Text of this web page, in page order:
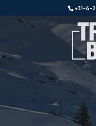
+31-6-